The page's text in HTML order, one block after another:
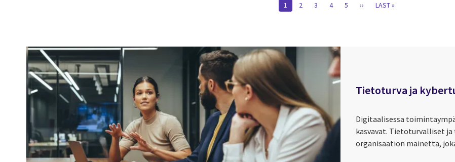
CURRENT
1 PAGE
2 PAGE
3 PAGE
4 PAGE
5
NEXT
››
LAST
LAST »
Tietoturva ja
Digitaalisessa
kasvavat. Tietoturvalliset
organisaation mainetta,